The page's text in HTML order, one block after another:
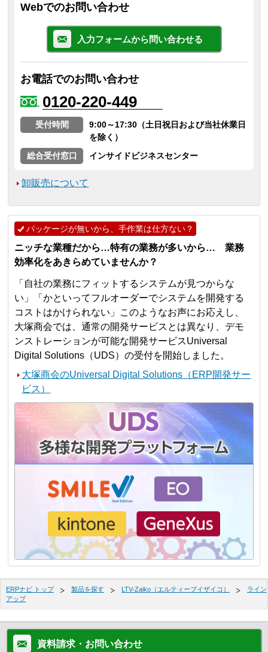
Webでのお問い合わせ
入力フォームから問い合わせる
お電話でのお問い合わせ
0120-220-449
受付時間
9:00～17:30（土日祝日および当社休業日
を除く）
総合受付窓口
インサイドビジネスセンター
卸販売について
パッケージが無いから、手作業は仕方ない？
ニッチな業種だから…特有の業務が多いから… 業務
効率化をあきらめていませんか？
「自社の業務にフィットするシステムが見つからな
い」「かといってフルオーダーでシステムを開発する
コストはかけられない」このようなお声にお応えし、
大塚商会では、通常の開発サービスとは異なり、デモ
ンストレーションが可能な開発サービスUniversal
Digital Solutions（UDS）の受付を開始しました。
大塚商会のUniversal Digital Solutions（ERP開発サー
ビス）
ERPナビ トップ 製品を探す LTV-Zaiko（エルティーブイザイコ）
ライン
アップ
資料請求・お問い合わせ